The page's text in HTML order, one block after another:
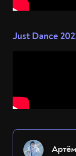
Just Dance